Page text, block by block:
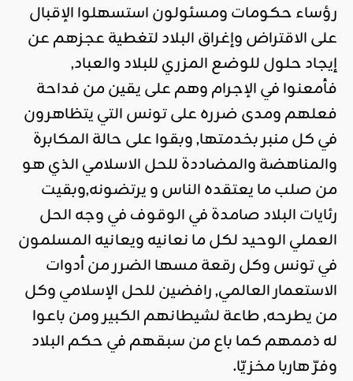
رؤساء حكومات ومسئولون استسهلوا الإقبال
على الاقتراض وإغراق البلاد لتغطية عجزهم عن
إيجاد حلول للوضع المزري للبلاد والعباد,
فأمعنوا في الإجرام وهم على يقين من فداحة
فعلهم ومدى ضرره على تونس التي يتظاهرون
في كل منبر بخدمتها, وبقوا على حالة المكابرة
والمناهضة والمضاددة للحل الاسلامي الذي هو
من صلب ما يعتقده الناس و يرتضونه,وبقيت
رئايات البلاد صامدة في الوقوف في وجه الحل
العملي الوحيد لكل ما نعانيه ويعانيه المسلمون
في تونس وكل رقعة مسها الضرر من أدوات
الاستعمار العالمي, رافضين للحل الإسلامي وكل
من يطرحه, طاعة لشيطانهم الكبير ومن باعوا
له ذممهم كما باع من سبقهم في حكم البلاد
وفرّ هاربا مخزيّا.